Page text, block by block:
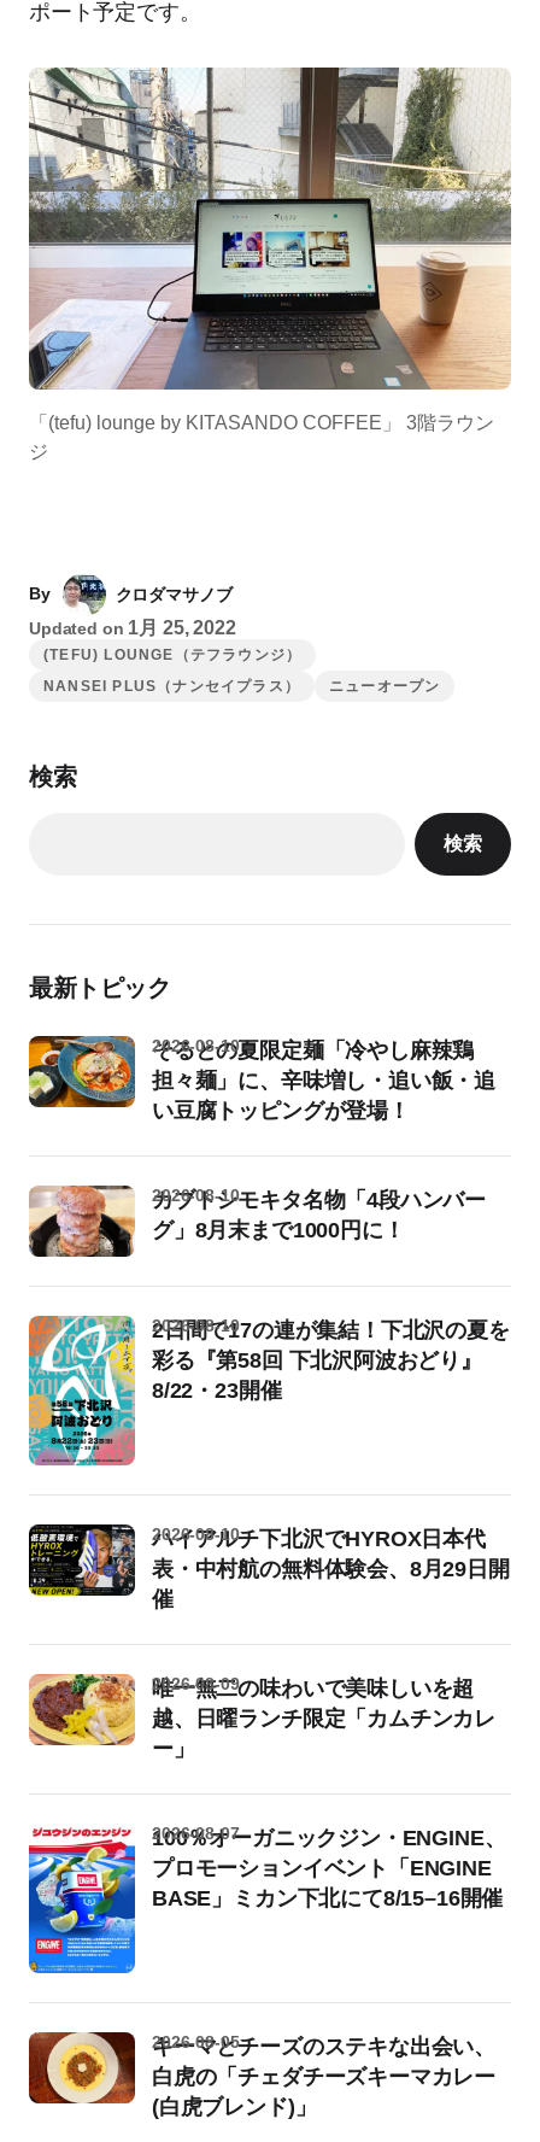
ポート予定です。
「(tefu) lounge by KITASANDO COFFEE」 3階ラウン
ジ
By
クロダマサノブ
Updated on 1月 25, 2022
(TEFU) LOUNGE（テフラウンジ）
NANSEI PLUS（ナンセイプラス）
ニューオープン
検索
検索
最新トピック
そるとの夏限定麺「冷やし麻辣鶏
担々麺」に、辛味増し・追い飯・追
い豆腐トッピングが登場！
2026-08-10
カブトシモキタ名物「4段ハンバー
グ」8月末まで1000円に！
2026-08-10
2日間で17の連が集結！下北沢の夏を
彩る『第58回 下北沢阿波おどり』
8/22・23開催
2026-08-10
ハイアルチ下北沢でHYROX日本代
表・中村航の無料体験会、8月29日開
催
2026-08-10
唯一無二の味わいで美味しいを超
越、日曜ランチ限定「カムチンカレ
ー」
2026-08-09
100％オーガニックジン・ENGINE、
プロモーションイベント「ENGINE
BASE」ミカン下北にて8/15–16開催
2026-08-07
キーマとチーズのステキな出会い、
白虎の「チェダチーズキーマカレー
(白虎ブレンド)」
2026-08-05